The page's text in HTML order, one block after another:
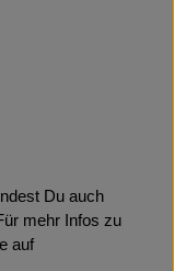
Du auch
mehr Infos zu
auf